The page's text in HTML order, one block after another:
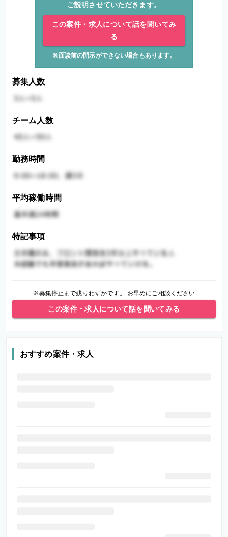
ご説明させていただきます。
この案件・求人について話を聞いてみ
る
※面談前の開示ができない場合もあります。
募集人数
チーム人数
勤務時間
平均稼働時間
特記事項
※募集停止まで残りわずかです。 お早めにご相談ください
この案件・求人について話を聞いてみる
おすすめ案件・求人